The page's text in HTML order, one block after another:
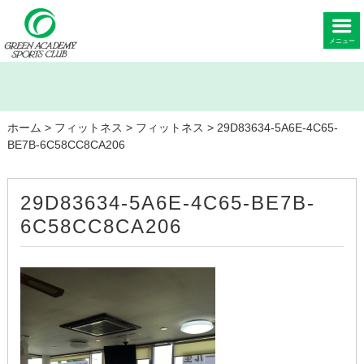
メニュー
ホーム > フィットネス > フィットネス > 29D83634-5A6E-4C65-
BE7B-6C58CC8CA206
29D83634-5A6E-4C65-BE7B-
6C58CC8CA206